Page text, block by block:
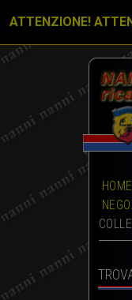
ATTENZIONE!
HOME